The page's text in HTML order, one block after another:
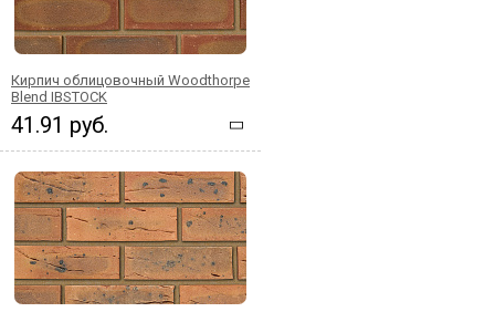
Кирпич облицовочный Woodthorpe
Blend IBSTOCK
41.91 руб.